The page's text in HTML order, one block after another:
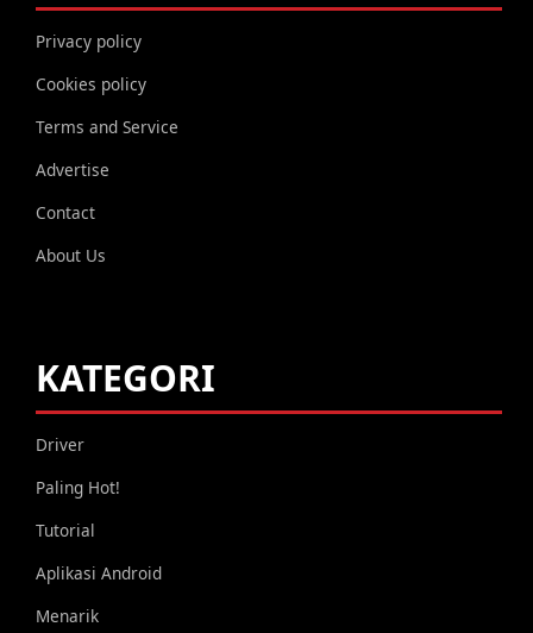
Privacy policy
Cookies policy
Terms and Service
Advertise
Contact
About Us
KATEGORI
Driver
Paling Hot!
Tutorial
Aplikasi Android
Menarik